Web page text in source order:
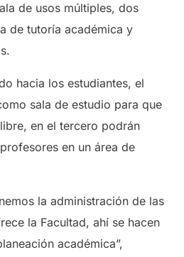
de usos múltiples, dos
de tutoría académica y
hacia los estudiantes, el
sala de estudio para que
en el tercero podrán
en un área de
la administración de las
la Facultad, ahí se hacen
académica”,